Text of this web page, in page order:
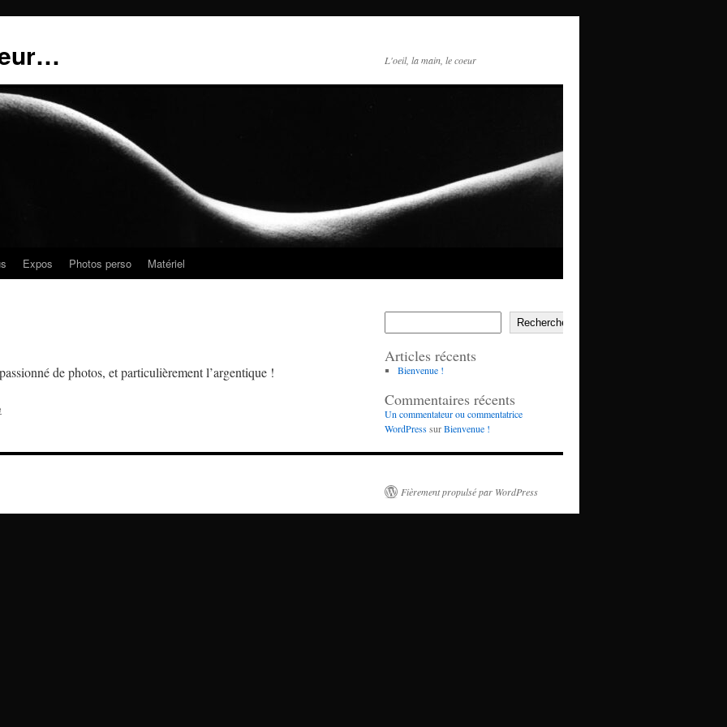
L'oeil, la main, le coeur
Expos Photos perso Matériel
de photos, et particulièrement l’argentique !
Rechercher
Articles récents
Bienvenue !
Commentaires récents
Un commentateur ou commentatrice
WordPresssurBienvenue !
Fièrement propulsé par WordPress